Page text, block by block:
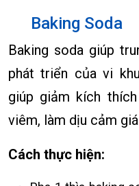
Baking Soda
Baking soda giúp
phát triển của vi
giúp giảm kích
viêm, làm dịu cảm
Cách thực hiện: